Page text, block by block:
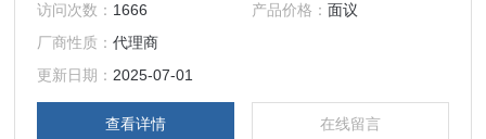
访问次数： 1666 产品价格： 面议
厂商性质：代理商
更新日期： 2025-07-01
查看详情 在线留言